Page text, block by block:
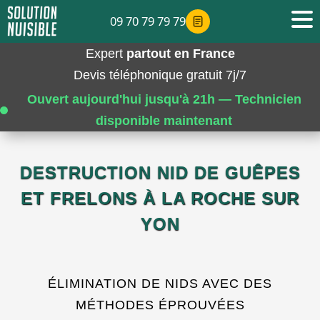
Expert partout en France
Devis téléphonique gratuit 7j/7
Ouvert aujourd'hui jusqu'à 21h — Technicien
disponible maintenant
DESTRUCTION NID DE GUÊPES
ET FRELONS À LA ROCHE SUR
YON
ÉLIMINATION DE NIDS AVEC DES
MÉTHODES ÉPROUVÉES
09 70 79 79 79